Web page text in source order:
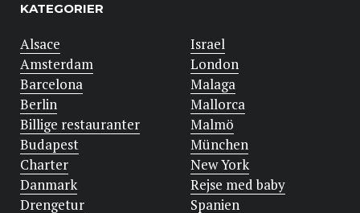
KATEGORIER
Alsace
Amsterdam
Barcelona
Berlin
Billige restauranter
Budapest
Charter
Danmark
Drengetur
Israel
London
Malaga
Mallorca
Malmö
München
New York
Rejse med baby
Spanien